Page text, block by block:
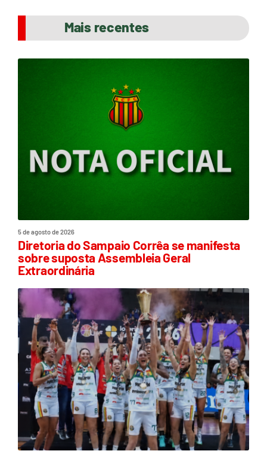
Mais recentes
5 de agosto de 2026
Diretoria do Sampaio Corrêa se manifesta
sobre suposta Assembleia Geral
Extraordinária